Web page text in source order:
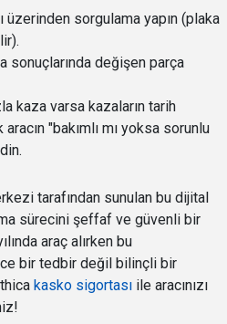
üzerinden sorgulama yapın (plaka
sonuçlarında değişen parça
kaza varsa kazaların tarih
aracın "bakımlı mı yoksa sorunlu
tarafından sunulan bu dijital
sürecini şeffaf ve güvenli bir
araç alırken bu
bir tedbir değil bilinçli bir
kasko sigortası ile aracınızı